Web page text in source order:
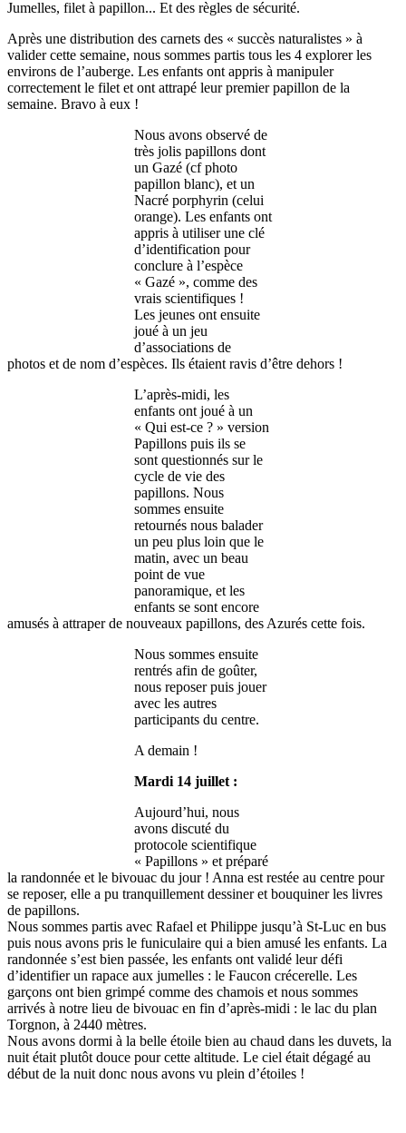
Jumelles, filet à papillon... Et des règles de sécurité.
Après une distribution des carnets des « succès naturalistes » à
valider cette semaine, nous sommes partis tous les 4 explorer les
environs de l’auberge. Les enfants ont appris à manipuler
correctement le filet et ont attrapé leur premier papillon de la
semaine. Bravo à eux !
Nous avons observé de
très jolis papillons dont
un Gazé (cf photo
papillon blanc), et un
Nacré porphyrin (celui
orange). Les enfants ont
appris à utiliser une clé
d’identification pour
conclure à l’espèce
« Gazé », comme des
vrais scientifiques !
Les jeunes ont ensuite
joué à un jeu
d’associations de
photos et de nom d’espèces. Ils étaient ravis d’être dehors !
L’après-midi, les
enfants ont joué à un
« Qui est-ce ? » version
Papillons puis ils se
sont questionnés sur le
cycle de vie des
papillons. Nous
sommes ensuite
retournés nous balader
un peu plus loin que le
matin, avec un beau
point de vue
panoramique, et les
enfants se sont encore
amusés à attraper de nouveaux papillons, des Azurés cette fois.
Nous sommes ensuite
rentrés afin de goûter,
nous reposer puis jouer
avec les autres
participants du centre.
A demain !
Mardi 14 juillet :
Aujourd’hui, nous
avons discuté du
protocole scientifique
« Papillons » et préparé
la randonnée et le bivouac du jour ! Anna est restée au centre pour
se reposer, elle a pu tranquillement dessiner et bouquiner les livres
de papillons.
Nous sommes partis avec Rafael et Philippe jusqu’à St-Luc en bus
puis nous avons pris le funiculaire qui a bien amusé les enfants. La
randonnée s’est bien passée, les enfants ont validé leur défi
d’identifier un rapace aux jumelles : le Faucon crécerelle. Les
garçons ont bien grimpé comme des chamois et nous sommes
arrivés à notre lieu de bivouac en fin d’après-midi : le lac du plan
Torgnon, à 2440 mètres.
Nous avons dormi à la belle étoile bien au chaud dans les duvets, la
nuit était plutôt douce pour cette altitude. Le ciel était dégagé au
début de la nuit donc nous avons vu plein d’étoiles !